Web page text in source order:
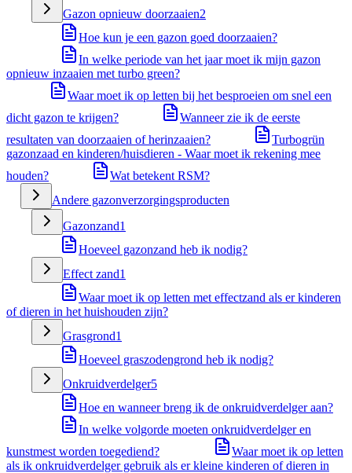
Gazon opnieuw doorzaaien2
Hoe kun je een gazon goed doorzaaien?
In welke periode van het jaar moet ik mijn gazon
opnieuw inzaaien met turbo green?
Waar moet ik op letten bij het besproeien om snel een
dicht gazon te krijgen?
Wanneer zie ik de eerste
resultaten van doorzaaien of herinzaaien?
Turbogrün
gazonzaad en kinderen/huisdieren - Waar moet ik rekening mee
houden?
Wat betekent RSM?
Andere gazonverzorgingsproducten
Gazonzand1
Hoeveel gazonzand heb ik nodig?
Effect zand1
Waar moet ik op letten met effectzand als er kinderen
of dieren in het huishouden zijn?
Grasgrond1
Hoeveel graszodengrond heb ik nodig?
Onkruidverdelger5
Hoe en wanneer breng ik de onkruidverdelger aan?
In welke volgorde moeten onkruidverdelger en
kunstmest worden toegediend?
Waar moet ik op letten
als ik onkruidverdelger gebruik als er kleine kinderen of dieren in